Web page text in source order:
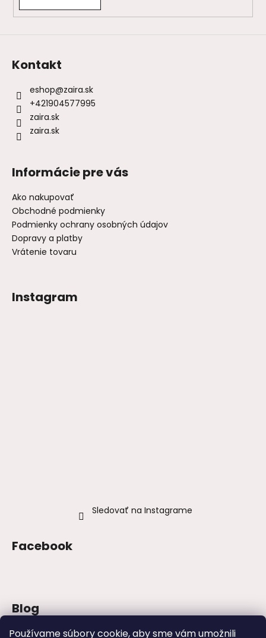
Používame súbory cookie, aby sme vám umožnili
Kontakt
eshop@zaira.sk
+421904577995
zaira.sk
zaira.sk
Informácie pre vás
Ako nakupovať
Obchodné podmienky
Podmienky ochrany osobných údajov
Dopravy a platby
Vrátenie tovaru
Instagram
Sledovať na Instagrame
Facebook
Blog
Šaty na stužkovú 2026: trendy, farby a